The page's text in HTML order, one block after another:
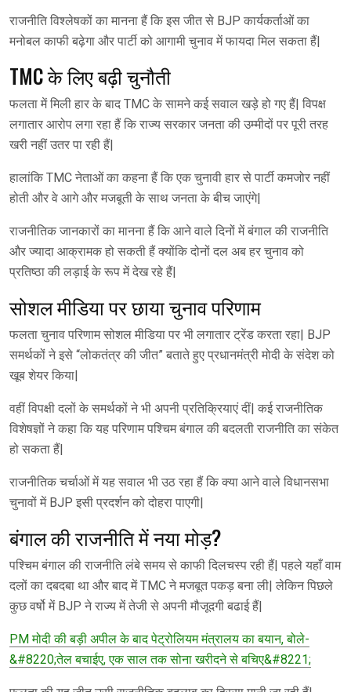
राजनीति विश्लेषकों का मानना हैं कि इस जीत से BJP कार्यकर्ताओं का
मनोबल काफी बढ़ेगा और पार्टी को आगामी चुनाव में फायदा मिल सकता हैं|
TMC के लिए बढ़ी चुनौती
फलता में मिली हार के बाद TMC के सामने कई सवाल खड़े हो गए हैं| विपक्ष
लगातार आरोप लगा रहा हैं कि राज्य सरकार जनता की उम्मीदों पर पूरी तरह
खरी नहीं उतर पा रही हैं|
हालांकि TMC नेताओं का कहना हैं कि एक चुनावी हार से पार्टी कमजोर नहीं
होती और वे आगे और मजबूती के साथ जनता के बीच जाएंगे|
राजनीतिक जानकारों का मानना हैं कि आने वाले दिनों में बंगाल की राजनीति
और ज्यादा आक्रामक हो सकती हैं क्योंकि दोनों दल अब हर चुनाव को
प्रतिष्ठा की लड़ाई के रूप में देख रहे हैं|
सोशल मीडिया पर छाया चुनाव परिणाम
फलता चुनाव परिणाम सोशल मीडिया पर भी लगातार ट्रेंड करता रहा| BJP
समर्थकों ने इसे “लोकतंत्र की जीत” बताते हुए प्रधानमंत्री मोदी के संदेश को
खूब शेयर किया|
वहीं विपक्षी दलों के समर्थकों ने भी अपनी प्रतिक्रियाएं दीं| कई राजनीतिक
विशेषज्ञों ने कहा कि यह परिणाम पश्चिम बंगाल की बदलती राजनीति का संकेत
हो सकता हैं|
राजनीतिक चर्चाओं में यह सवाल भी उठ रहा हैं कि क्या आने वाले विधानसभा
चुनावों में BJP इसी प्रदर्शन को दोहरा पाएगी|
बंगाल की राजनीति में नया मोड़?
पश्चिम बंगाल की राजनीति लंबे समय से काफी दिलचस्प रही हैं| पहले यहाँ वाम
दलों का दबदबा था और बाद में TMC ने मजबूत पकड़ बना ली| लेकिन पिछले
कुछ वर्षो में BJP ने राज्य में तेजी से अपनी मौजूदगी बढाई हैं|
PM मोदी की बड़ी अपील के बाद पेट्रोलियम मंत्रालय का बयान, बोले-
&#8220;तेल बचाईए, एक साल तक सोना खरीदने से बचिए&#8221;